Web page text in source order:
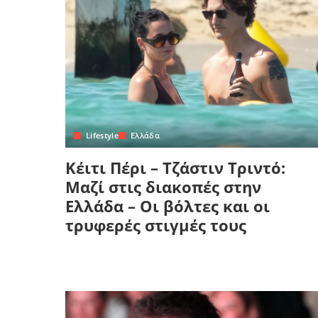
Lifestyle Ελλάδα
Κέιτι Πέρι – Τζάστιν Τριντό:
Μαζί στις διακοπές στην
Ελλάδα – Οι βόλτες και οι
τρυφερές στιγμές τους